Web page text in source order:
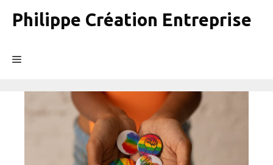
Philippe Création Entreprise
Menu